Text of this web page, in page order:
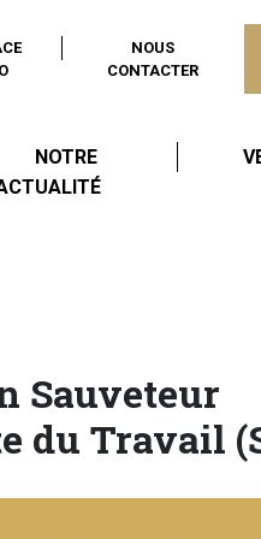
NOUS
CONTACTER
NOTRE
Sauveteur
du Travail